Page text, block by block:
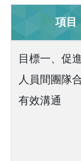
項目
目標一、促
人員間團隊
有效溝通